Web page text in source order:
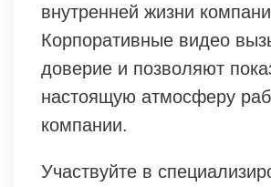
внутренней жизни
Корпоративные видео
доверие и позволяют
настоящую атмосферу
компании.
Участвуйте в